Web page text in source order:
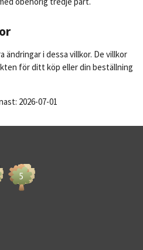
ändringar i dessa villkor. De villkor
för ditt köp eller din beställning
2026-07-01